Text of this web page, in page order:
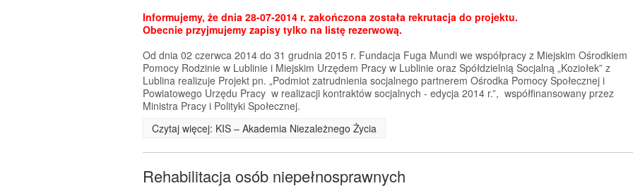
Informujemy, że dnia 28-07-2014 r. zakończona została rekrutacja do projektu.
Obecnie przyjmujemy zapisy tylko na listę rezerwową.
Od dnia 02 czerwca 2014 do 31 grudnia 2015 r. Fundacja Fuga Mundi we współpracy z Miejskim Ośrodkiem
Pomocy Rodzinie w Lublinie i Miejskim Urzędem Pracy w Lublinie oraz Spółdzielnią Socjalną „Koziołek” z
Lublina realizuje Projekt pn. „Podmiot zatrudnienia socjalnego partnerem Ośrodka Pomocy Społecznej i
Powiatowego Urzędu Pracy w realizacji kontraktów socjalnych - edycja 2014 r.”, współfinansowany przez
Ministra Pracy i Polityki Społecznej.
Czytaj więcej: KIS – Akademia Niezależnego Życia
Rehabilitacja osób niepełnosprawnych